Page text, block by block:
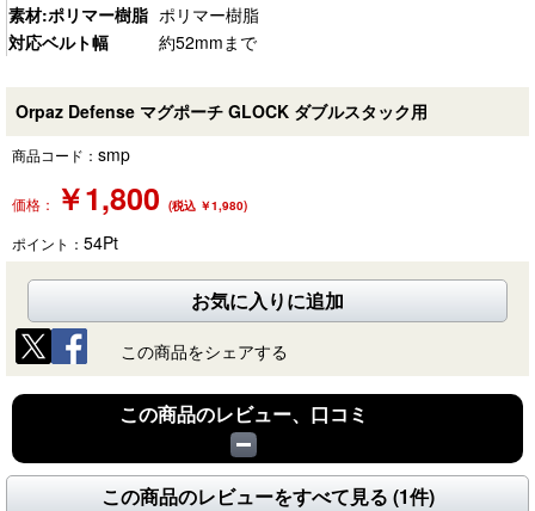
素材:ポリマー樹脂 ポリマー樹脂
対応ベルト幅
約52mmまで
Orpaz Defense マグポーチ GLOCK ダブルスタック用
商品コード： smp
価格： ￥1,800 (税込 ￥1,980)
ポイント： 54Pt
お気に入りに追加
この商品をシェアする
この商品のレビュー、口コミ
この商品のレビューをすべて見る (1件)